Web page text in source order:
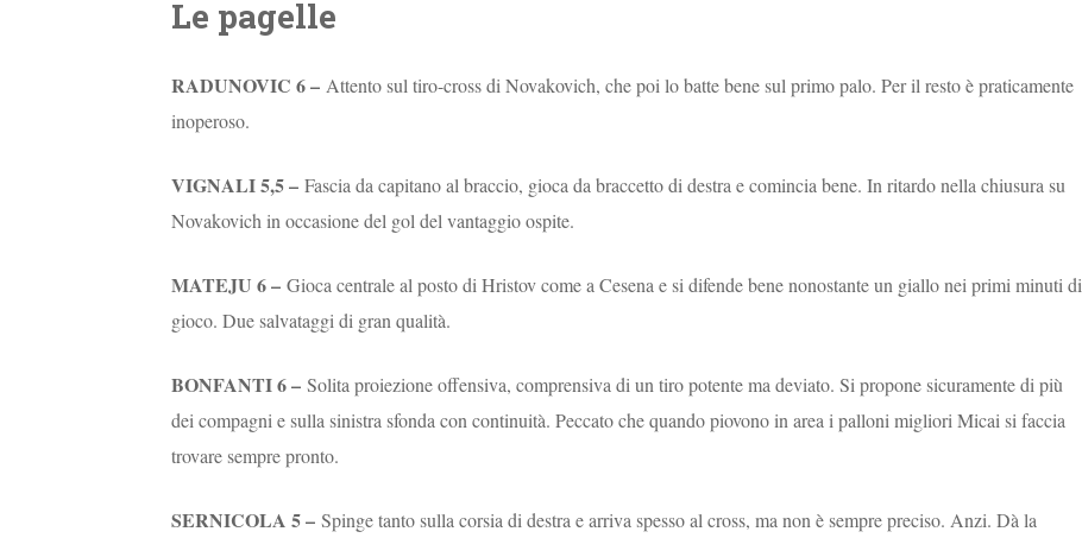
Le pagelle
RADUNOVIC 6 – Attento sul tiro-cross di Novakovich, che poi lo batte bene sul primo palo. Per il resto è praticamente
inoperoso.
VIGNALI 5,5 – Fascia da capitano al braccio, gioca da braccetto di destra e comincia bene. In ritardo nella chiusura su
Novakovich in occasione del gol del vantaggio ospite.
MATEJU 6 – Gioca centrale al posto di Hristov come a Cesena e si difende bene nonostante un giallo nei primi minuti di
gioco. Due salvataggi di gran qualità.
BONFANTI 6 – Solita proiezione offensiva, comprensiva di un tiro potente ma deviato. Si propone sicuramente di più
dei compagni e sulla sinistra sfonda con continuità. Peccato che quando piovono in area i palloni migliori Micai si faccia
trovare sempre pronto.
SERNICOLA 5 – Spinge tanto sulla corsia di destra e arriva spesso al cross, ma non è sempre preciso. Anzi. Dà la